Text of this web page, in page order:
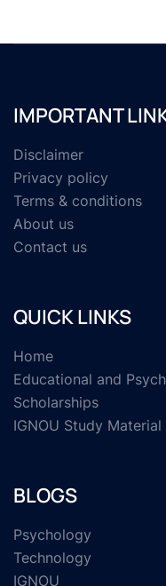
IMPORTANT
Disclaimer
Privacy policy
Terms & conditions
About us
Contact us
QUICK LINKS
Home
Educational and
Scholarships
IGNOU Study Material
BLOGS
Psychology
Technology
IGNOU